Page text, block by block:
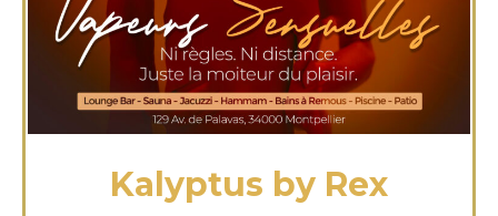
Kalyptus by Rex